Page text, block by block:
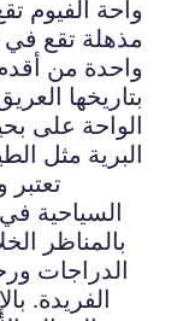
واحة الفيوم
مذهلة تقع في
واحدة من
بتاريخها
الواحة على
البرية مثل
السياحية
بالمناظر
الدراجات
الفريدة.